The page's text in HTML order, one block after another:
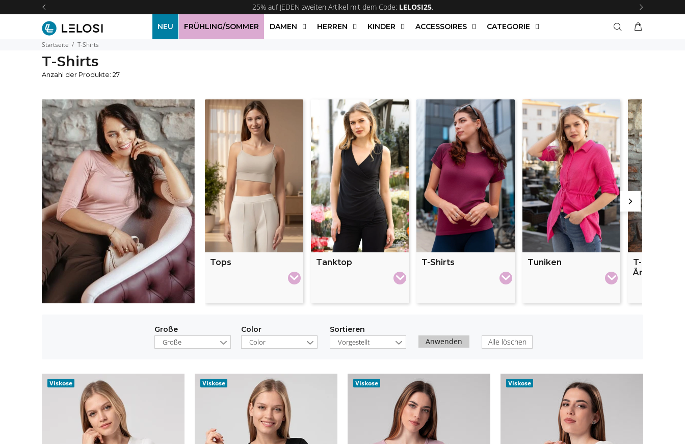
25% auf JEDEN zweiten Artikel mit dem Code: LELOSI25.
NEU FRÜHLING/SOMMER DAMEN HERREN KINDER ACCESSOIRES CATEGORIE
Startseite T-Shirts
T-Shirts
Anzahl der Produkte: 27
Tops Tanktop T-Shirts Tuniken
T-Shirts mit
Ärmeln
Große
Große
Color
Color
Sortieren
Vorgestellt
Anwenden Alle löschen
Viskose Viskose Viskose Viskose